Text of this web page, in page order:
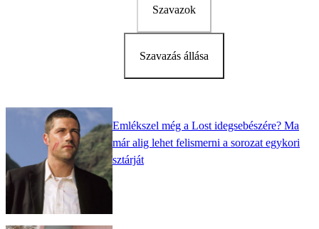
Szavazok
Szavazás állása
Emlékszel még a Lost idegsebészére? Ma
már alig lehet felismerni a sorozat egykori
sztárját